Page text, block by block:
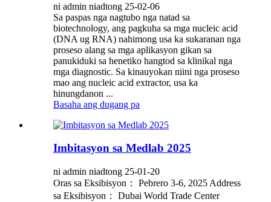
ni admin niadtong 25-02-06
Sa paspas nga nagtubo nga natad sa
biotechnology, ang pagkuha sa mga nucleic acid
(DNA ug RNA) nahimong usa ka sukaranan nga
proseso alang sa mga aplikasyon gikan sa
panukiduki sa henetiko hangtod sa klinikal nga
mga diagnostic. Sa kinauyokan niini nga proseso
mao ang nucleic acid extractor, usa ka
hinungdanon ...
Basaha ang dugang pa
Imbitasyon sa Medlab 2025
ni admin niadtong 25-01-20
Oras sa Eksibisyon： Pebrero 3-6, 2025 Address
sa Eksibisyon： Dubai World Trade Center